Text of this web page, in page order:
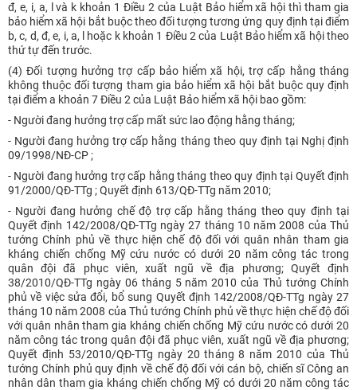
đ, e, i, a, l và k khoản 1 Điều 2 của Luật Bảo hiểm xã hội thì tham gia
bảo hiểm xã hội bắt buộc theo đối tượng tương ứng quy định tại điểm
b, c, d, đ, e, i, a, l hoặc k khoản 1 Điều 2 của Luật Bảo hiểm xã hội theo
thứ tự đến trước.
(4) Đối tượng hưởng trợ cấp bảo hiểm xã hội, trợ cấp hằng tháng
không thuộc đối tượng tham gia bảo hiểm xã hội bắt buộc quy định
tại điểm a khoản 7 Điều 2 của Luật Bảo hiểm xã hội bao gồm:
- Người đang hưởng trợ cấp mất sức lao động hằng tháng;
- Người đang hưởng trợ cấp hằng tháng theo quy định tại Nghị định
09/1998/NĐ-CP ;
- Người đang hưởng trợ cấp hằng tháng theo quy định tại Quyết định
91/2000/QĐ-TTg ; Quyết định 613/QĐ-TTg năm 2010;
- Người đang hưởng chế độ trợ cấp hằng tháng theo quy định tại
Quyết định 142/2008/QĐ-TTg ngày 27 tháng 10 năm 2008 của Thủ
tướng Chính phủ về thực hiện chế độ đối với quân nhân tham gia
kháng chiến chống Mỹ cứu nước có dưới 20 năm công tác trong
quân đội đã phục viên, xuất ngũ về địa phương; Quyết định
38/2010/QĐ-TTg ngày 06 tháng 5 năm 2010 của Thủ tướng Chính
phủ về việc sửa đổi, bổ sung Quyết định 142/2008/QĐ-TTg ngày 27
tháng 10 năm 2008 của Thủ tướng Chính phủ về thực hiện chế độ đối
với quân nhân tham gia kháng chiến chống Mỹ cứu nước có dưới 20
năm công tác trong quân đội đã phục viên, xuất ngũ về địa phương;
Quyết định 53/2010/QĐ-TTg ngày 20 tháng 8 năm 2010 của Thủ
tướng Chính phủ quy định về chế độ đối với cán bộ, chiến sĩ Công an
nhân dân tham gia kháng chiến chống Mỹ có dưới 20 năm công tác